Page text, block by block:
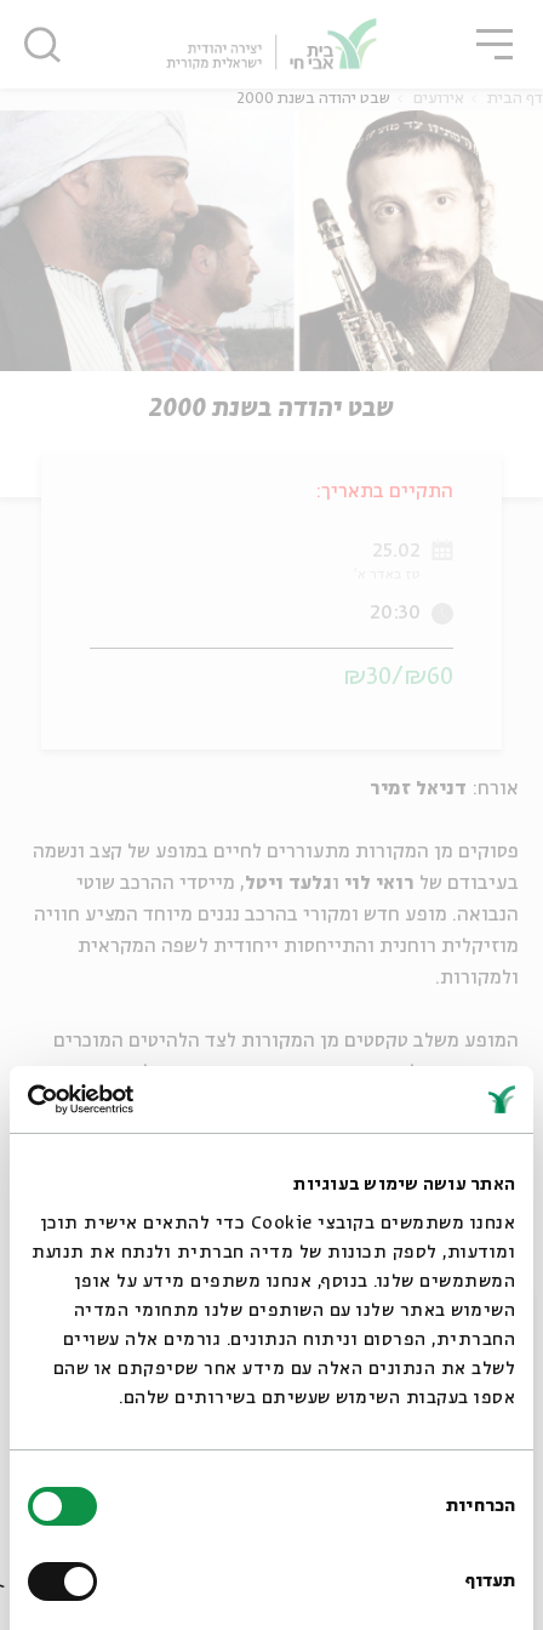
האתר עושה שימוש בעוגיות
אנחנו משתמשים בקובצי Cookie כדי להתאים אישית תוכן
ומודעות, לספק תכונות של מדיה חברתית ולנתח את תנועת
המשתמשים שלנו. בנוסף, אנחנו משתפים מידע על אופן
השימוש באתר שלנו עם השותפים שלנו מתחומי המדיה
החברתית, הפרסום וניתוח הנתונים. גורמים אלה עשויים
לשלב את הנתונים האלה עם מידע אחר שסיפקתם או שהם
אספו בעקבות השימוש שעשיתם בשירותים שלהם.
הסכמה
הכרחיות
תעדוף
דף הבית אירועים שבט יהודה בשנת 2000
שבט יהודה בשנת 2000
אורח: דניאל זמיר
פסוקים מן המקורות מתעוררים לחיים במופע של קצב ונשמה
בעיבודם של רואי לוי וגלעד ויטל, מייסדי ההרכב שוטי
הנבואה. מופע חדש ומקורי בהרכב נגנים מיוחד המציע חוויה
מוזיקלית רוחנית והתייחסות ייחודית לשפה המקראית
ולמקורות.
המופע משלב טקסטים מן המקורות לצד הלהיטים המוכרים
לך, אין אני, אמונה, פרילי, פנאן, קול גלגל, כל הילדים קופצים
רוקדים ועוד.
רואי לוי וגלעד ויטל – גיטרות ושירה
עמית שגיא – גיטרה חשמלית
– תופים
אלון מוטקין
– קלידים
בשל נסיבות בלתי צפויות המופע "שבט יהודה בשנת 2000"
התקיים בתאריך:
25.02
20:30
₪60/₪30
סגור
סגור